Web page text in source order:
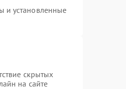
и установленные
скрытых
на сайте